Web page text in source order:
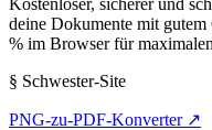
deine Dokumente mit
% im Browser für
§ Schwester-Site
PNG-zu-PDF-Konverter↗